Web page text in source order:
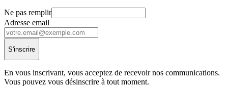
Ne pas remplir
Adresse email
S'inscrire
En vous inscrivant, vous acceptez de recevoir nos communications.
Vous pouvez vous désinscrire à tout moment.